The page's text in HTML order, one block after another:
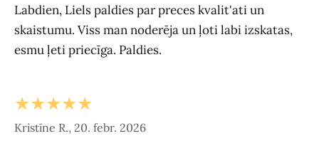
Labdien, Liels paldies par preces kvalit'ati un
skaistumu. Viss man noderēja un ļoti labi izskatas,
esmu ļeti priecīga. Paldies.
★★★★★
Kristīne R., 20. febr. 2026